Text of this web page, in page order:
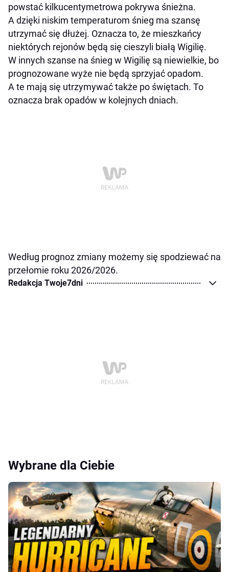
powstać kilkucentymetrowa pokrywa śnieżna.
A dzięki niskim temperaturom śnieg ma szansę
utrzymać się dłużej. Oznacza to, że mieszkańcy
niektórych rejonów będą się cieszyli białą Wigilię.
W innych szanse na śnieg w Wigilię są niewielkie, bo
prognozowane wyże nie będą sprzyjać opadom.
A te mają się utrzymywać także po świętach. To
oznacza brak opadów w kolejnych dniach.
Według prognoz zmiany możemy się spodziewać na
przełomie roku 2026/2026.
Redakcja Twoje7dni
Wybrane dla Ciebie